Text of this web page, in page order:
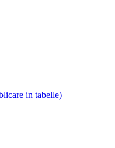
in tabelle)